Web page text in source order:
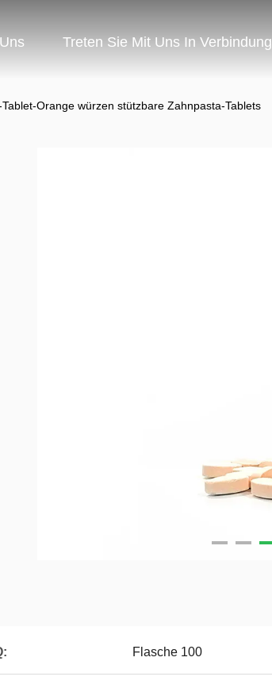
Treten Sie Mit Uns In Verbindung
Orange würzen stützbare Zahnpasta-Tablets
Flasche 100